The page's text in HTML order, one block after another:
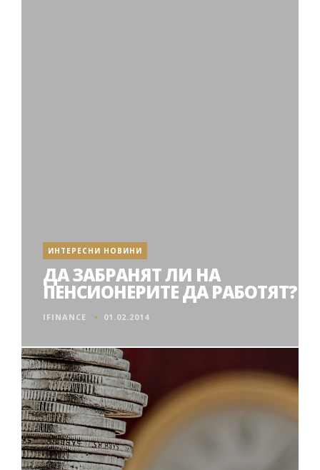
ИНТЕРЕСНИ НОВИНИ
ДА ЗАБРАНЯТ ЛИ НА
ПЕНСИОНЕРИТЕ ДА РАБОТЯТ?
IFINANCE 01.02.2014